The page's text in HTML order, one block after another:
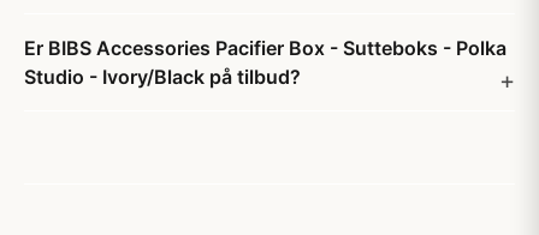
Er BIBS Accessories Pacifier Box - Sutteboks - Polka
Studio - Ivory/Black på tilbud?